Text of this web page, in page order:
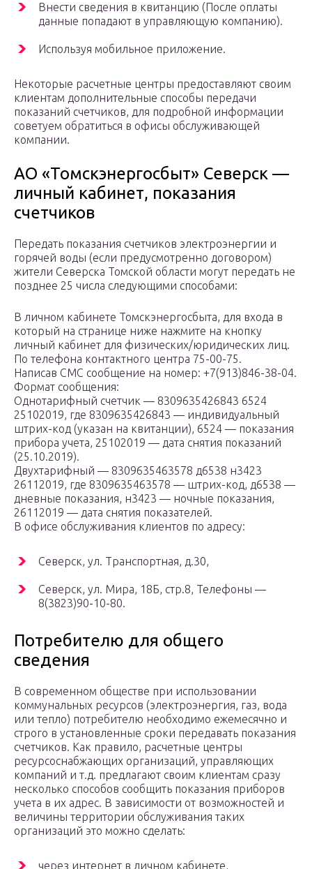
Внести сведения в квитанцию (После оплаты
данные попадают в управляющую компанию).
Используя мобильное приложение.
Некоторые расчетные центры предоставляют своим
клиентам дополнительные способы передачи
показаний счетчиков, для подробной информации
советуем обратиться в офисы обслуживающей
компании.
АО «Томскэнергосбыт» Северск —
личный кабинет, показания
счетчиков
Передать показания счетчиков электроэнергии и
горячей воды (если предусмотренно договором)
жители Северска Томской области могут передать не
позднее 25 числа следующими способами:
В личном кабинете Томскэнергосбыта, для входа в
который на странице ниже нажмите на кнопку
личный кабинет для физических/юридических лиц.
По телефона контактного центра 75-00-75.
Написав СМС сообщение на номер: +7(913)846-38-04.
Формат сообщения:
Однотарифный счетчик — 8309635426843 6524
25102019, где 8309635426843 — индивидуальный
штрих-код (указан на квитанции), 6524 — показания
прибора учета, 25102019 — дата снятия показаний
(25.10.2019).
Двухтарифный — 8309635463578 д6538 н3423
26112019, где 8309635463578 — штрих-код, д6538 —
дневные показания, н3423 — ночные показания,
26112019 — дата снятия показателей.
В офисе обслуживания клиентов по адресу:
Северск, ул. Транспортная, д.30,
Северск, ул. Мира, 18Б, стр.8, Телефоны —
8(3823)90-10-80.
Потребителю для общего
сведения
В современном обществе при использовании
коммунальных ресурсов (электроэнергия, газ, вода
или тепло) потребителю необходимо ежемесячно и
строго в установленные сроки передавать показания
счетчиков. Как правило, расчетные центры
ресурсоснабжающих организаций, управляющих
компаний и т.д. предлагают своим клиентам сразу
несколько способов сообщить показания приборов
учета в их адрес. В зависимости от возможностей и
величины территории обслуживания таких
организаций это можно сделать:
через интернет в личном кабинете,